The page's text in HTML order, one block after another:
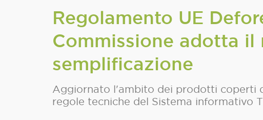
Regolamento UE
Commissione adotta
semplificazione
Aggiornato l'ambito dei prodotti coperti
regole tecniche del Sistema informativo